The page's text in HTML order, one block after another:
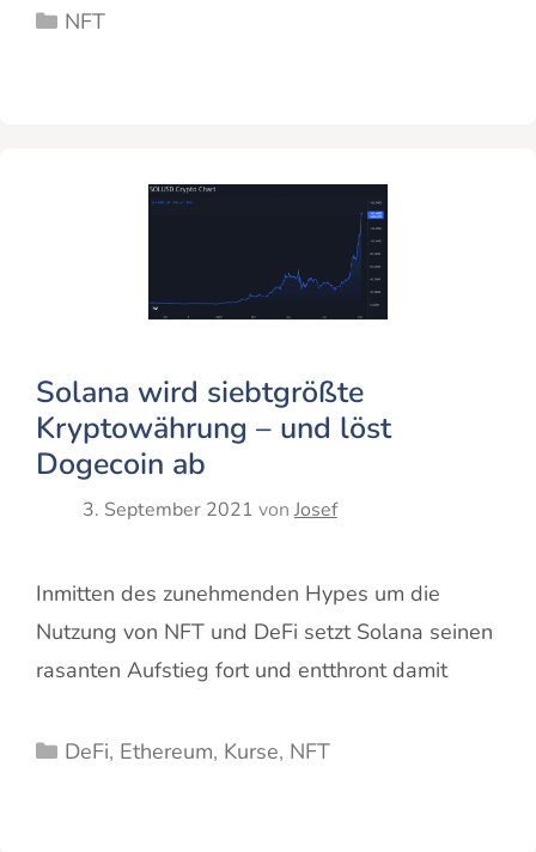
Kategorien
NFT
Solana wird siebtgrößte
Kryptowährung – und löst
Dogecoin ab
3. September 2021 von Josef
Inmitten des zunehmenden Hypes um die
Nutzung von NFT und DeFi setzt Solana seinen
rasanten Aufstieg fort und entthront damit
Kategorien
DeFi, Ethereum, Kurse, NFT